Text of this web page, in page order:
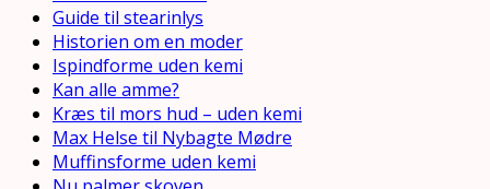
Guide til stearinlys
Historien om en moder
Ispindforme uden kemi
Kan alle amme?
Kræs til mors hud – uden kemi
Max Helse til Nybagte Mødre
Muffinsforme uden kemi